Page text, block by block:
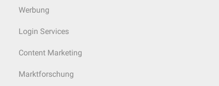
Werbung
Login Services
Content Marketing
Marktforschung